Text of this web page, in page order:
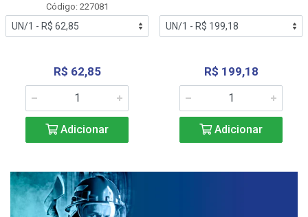
Código: 227081
R$ 62,85
Adicionar
R$ 199,18
Adicionar